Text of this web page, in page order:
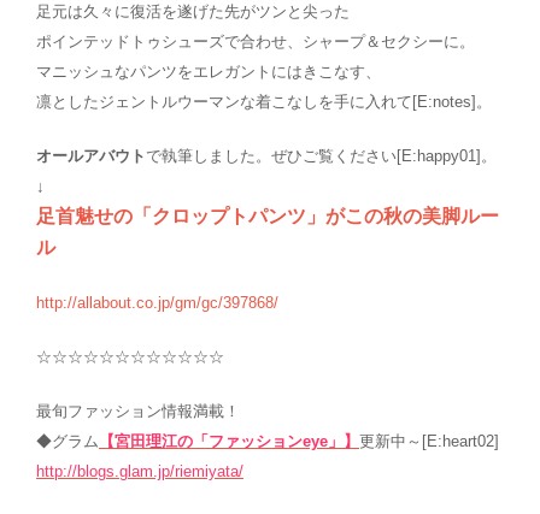
足元は久々に復活を遂げた先がツンと尖った
ポインテッドトゥシューズで合わせ、シャープ＆セクシーに。
マニッシュなパンツをエレガントにはきこなす、
凛としたジェントルウーマンな着こなしを手に入れて[E:notes]。
オールアバウト で執筆しました。ぜひご覧ください[E:happy01]。
↓
足首魅せの「クロップトパンツ」がこの秋の美脚ルー
ル
http://allabout.co.jp/gm/gc/397868/
☆☆☆☆☆☆☆☆☆☆☆☆
最旬ファッション情報満載！
◆グラム
【宮田理江の「ファッションeye」】 更新中～[E:heart02]
http://blogs.glam.jp/riemiyata/